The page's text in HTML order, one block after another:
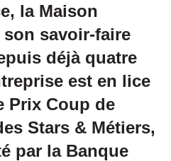
la Maison
savoir-faire
déjà quatre
est en lice
Prix Coup de
Stars & Métiers,
par la Banque